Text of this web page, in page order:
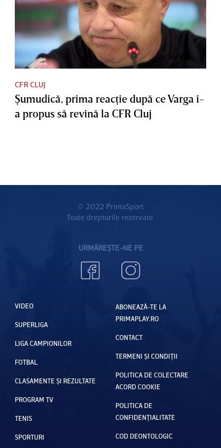
CFR CLUJ
Şumudică, prima reacţie după ce Varga i-
a propus să revină la CFR Cluj
© 2022 PrimaSport
Toate drepturile rezervate.
URMĂREȘTE-NE PE
VIDEO
SUPERLIGA
LIGA CAMPIONILOR
FOTBAL
CLASAMENTE ȘI REZULTATE
PROGRAM TV
TENIS
SPORTURI
ABONEAZĂ-TE LA
PRIMAPLAY.RO
CONTACT
TERMENI ȘI CONDIȚII
POLITICA DE COLECTARE
ACORD COOKIE
POLITICA DE
CONFIDENȚIALITATE
COD DEONTOLOGIC